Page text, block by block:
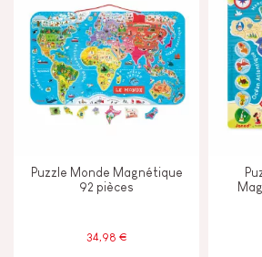
TYPES D'APPRENTISSAGE
Construire & concevoir
Découvrir & expérimenter
Echanger & partager
Puzzle Monde Magnétique
92 pièces
34,98 €